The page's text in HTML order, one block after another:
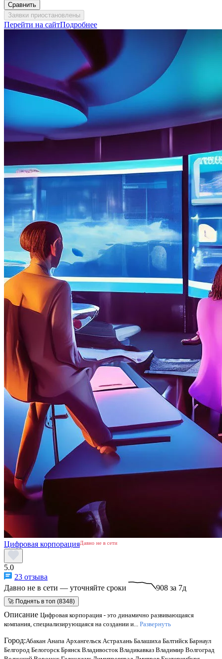
Сравнить
Заявки приостановлены
Перейти на сайтПодробнее
Цифровая корпорацияДавно не в сети
5.0
23 отзыва
Давно не в сети — уточняйте сроки
908 за 7д
🚀 Поднять в топ (8348)
Описание Цифровая корпорация - это динамично развивающаяся
компания, специализирующаяся на создании и...
Развернуть
Город:Абакан Анапа Архангельск Астрахань Балашиха Балтийск Барнаул
Белгород Белогорск Брянск Владивосток Владикавказ Владимир Волгоград